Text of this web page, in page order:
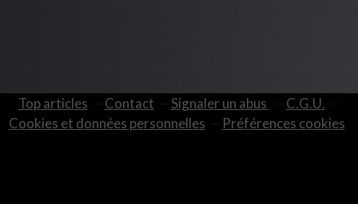
Top articles Contact Signaler un abus
C.G.U.
Cookies et données personnelles
Préférences cookies